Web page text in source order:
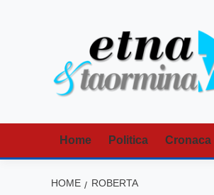
Home Politica Cronaca
HOME ROBERTA